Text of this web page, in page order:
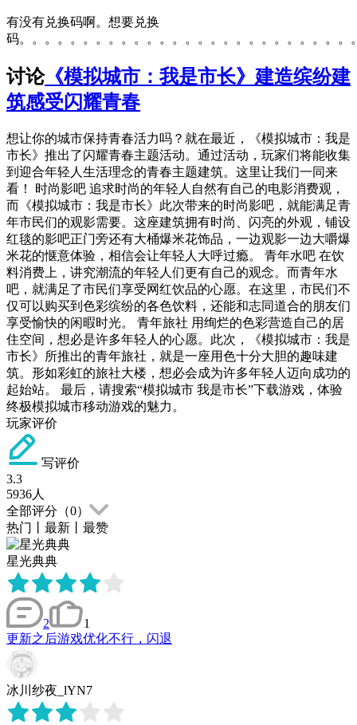
有没有兑换码啊。想要兑换
码。。。。。。。。。。。。。。。。。。。。。。。。。
讨论《模拟城市：我是市长》建造缤纷建
筑感受闪耀青春
想让你的城市保持青春活力吗？就在最近，《模拟城市：我是
市长》推出了闪耀青春主题活动。通过活动，玩家们将能收集
到迎合年轻人生活理念的青春主题建筑。这里让我们一同来
看！ 时尚影吧 追求时尚的年轻人自然有自己的电影消费观，
而《模拟城市：我是市长》此次带来的时尚影吧，就能满足青
年市民们的观影需要。这座建筑拥有时尚、闪亮的外观，铺设
红毯的影吧正门旁还有大桶爆米花饰品，一边观影一边大嚼爆
米花的惬意体验，相信会让年轻人大呼过瘾。 青年水吧 在饮
料消费上，讲究潮流的年轻人们更有自己的观念。而青年水
吧，就满足了市民们享受网红饮品的心愿。在这里，市民们不
仅可以购买到色彩缤纷的各色饮料，还能和志同道合的朋友们
享受愉快的闲暇时光。 青年旅社 用绚烂的色彩营造自己的居
住空间，想必是许多年轻人的心愿。此次，《模拟城市：我是
市长》所推出的青年旅社，就是一座用色十分大胆的趣味建
筑。形如彩虹的旅社大楼，想必会成为许多年轻人迈向成功的
起始站。 最后，请搜索“模拟城市 我是市长”下载游戏，体验
终极模拟城市移动游戏的魅力。
玩家评价
写评价
3.3
5936人
全部评分（0）
热门
最新 最赞
星光典典
2
1
更新之后游戏优化不行，闪退
冰川纱夜_lYN7